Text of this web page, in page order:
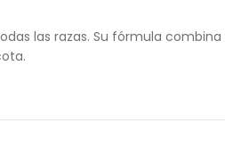
las razas. Su fórmula